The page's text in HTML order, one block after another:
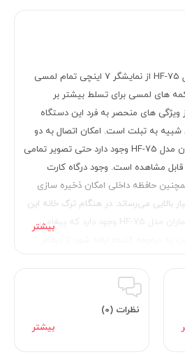
آیفون تصویری سیماران مدل HF-75 از نمایشگر 7 اینچی تمام لمسی
های لمسی برای تسلط بیشتر بر
های منحصر به فرد این دستگاه
به تبلت است. امکان اتصال به دو
پنل و چهار دوربین در سیماران مدل HF-75 وجود دارد حتی تصویر تمامی
قابل مشاهده است. وجود درگاه کارت
16 گیگ و همچنین حافظه داخلی امکان ذخیره سازی
بالایی می‌رساند. در هنگام ترک خانه این
امکان در آیفون تصویری سیماران مدل HF-75 وجود دارد که پیغامی
در این دستگاه قرار داده شده است.
و میلادی و همچنین امکان
انتخاب صدای زنگ از بین 16 ملودی از دیگر ویژگی‌های کارآمد درب بازکن
نظرات (0)